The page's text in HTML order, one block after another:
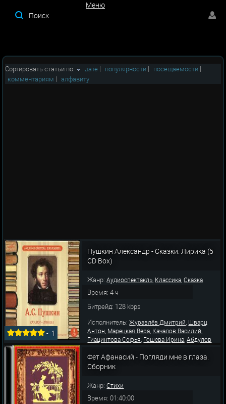
Меню
Сортировать статьи по: дате | популярности | посещаемости |
комментариям | алфавиту
- 1
Пушкин Александр - Сказки. Лирика (5
CD Box)
Жанр:Аудиоспектакль, Классика,Сказка
Время: 4 ч
Битрейд: 128 kbps
Исполнитель:Журавлёв Дмитрий, Шварц
Антон, Марецкая Вера, Качалов Василий,
Гиацинтова Софья, Гошева Ирина,Абдулов
Сергей,Царёв Михаил,Астангов Михаил,
Смоленский Яков
Ал
Фет Афанасий - Погляди мне в глаза.
Сборник
Жанр:Стихи
Время: 01:40:00